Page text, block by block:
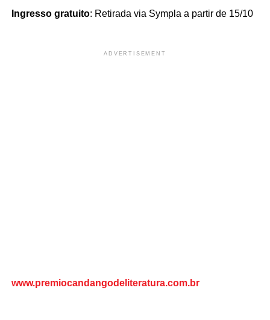
Ingresso gratuito: Retirada via Sympla a partir de 15/10
ADVERTISEMENT
www.premiocandangodeliteratura.com.br